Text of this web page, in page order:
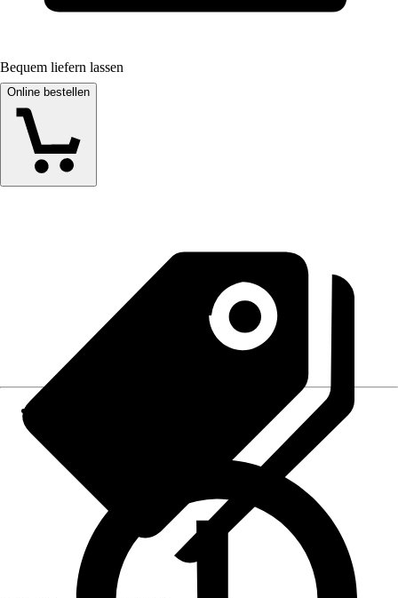
Bequem liefern lassen
Online bestellen